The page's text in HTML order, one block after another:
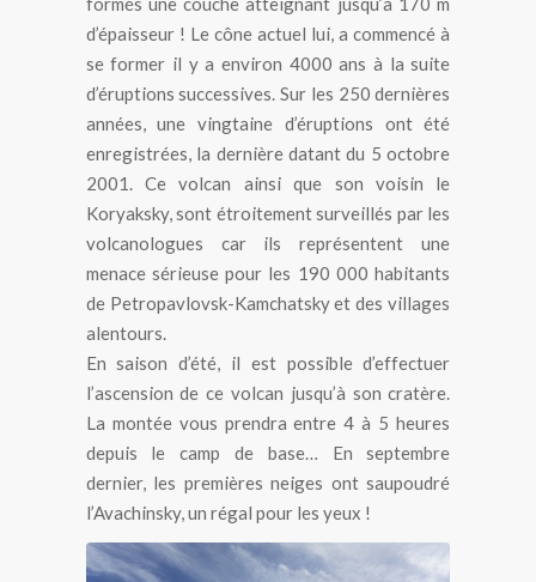
d’épaisseur ! Le cône actuel lui, a commencé à
se former il y a environ 4000 ans à la suite
d’éruptions successives. Sur les 250 dernières
années, une vingtaine d’éruptions ont été
enregistrées, la dernière datant du 5 octobre
2001. Ce volcan ainsi que son voisin le
Koryaksky, sont étroitement surveillés par les
volcanologues car ils représentent une
menace sérieuse pour les 190 000 habitants
de Petropavlovsk-Kamchatsky et des villages
alentours.
En saison d’été, il est possible d’effectuer
l’ascension de ce volcan jusqu’à son cratère.
La montée vous prendra entre 4 à 5 heures
depuis le camp de base… En septembre
dernier, les premières neiges ont saupoudré
l’Avachinsky, un régal pour les yeux !